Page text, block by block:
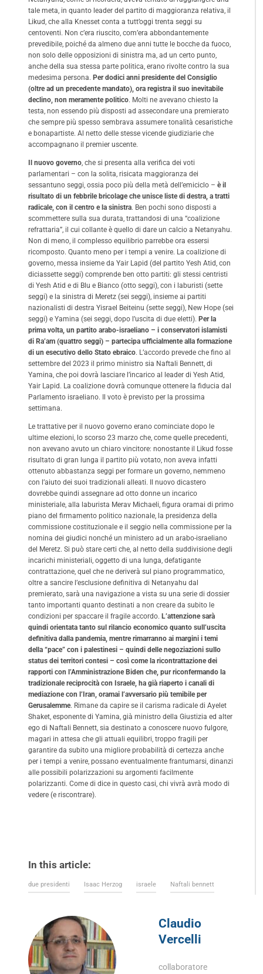
tale meta, in quanto leader del partito di maggioranza relativa, il
Likud, che alla Knesset conta a tutt’oggi trenta seggi su
centoventi. Non c’era riuscito, com’era abbondantemente
prevedibile, poiché da almeno due anni tutte le bocche da fuoco,
non solo delle opposizioni di sinistra ma, ad un certo punto,
anche della sua stessa parte politica, erano rivolte contro la sua
medesima persona. Per dodici anni presidente del Consiglio
(oltre ad un precedente mandato), ora registra il suo inevitabile
declino, non meramente politico. Molti ne avevano chiesto la
testa, non essendo più disposti ad assecondare una premierato
che sempre più spesso sembrava assumere tonalità cesaristiche
e bonapartiste. Al netto delle stesse vicende giudiziarie che
accompagnano il premier uscente.
Il nuovo governo, che si presenta alla verifica dei voti
parlamentari – con la solita, risicata maggioranza dei
sessantuno seggi, ossia poco più della metà dell’emiciclo – è il
risultato di un febbrile bricolage che unisce liste di destra, a tratti
radicale, con il centro e la sinistra. Ben pochi sono disposti a
scommettere sulla sua durata, trattandosi di una “coalizione
refrattaria”, il cui collante è quello di dare un calcio a Netanyahu.
Non di meno, il complesso equilibrio parrebbe ora essersi
ricomposto. Quanto meno per i tempi a venire. La coalizione di
governo, messa insieme da Yair Lapid (del partito Yesh Atid, con
diciassette seggi) comprende ben otto partiti: gli stessi centristi
di Yesh Atid e di Blu e Bianco (otto seggi), con i laburisti (sette
seggi) e la sinistra di Meretz (sei seggi), insieme ai partiti
nazionalisti di destra Yisrael Beiteinu (sette seggi), New Hope (sei
seggi) e Yamina (sei seggi, dopo l’uscita di due eletti). Per la
prima volta, un partito arabo-israeliano – i conservatori islamisti
di Ra’am (quattro seggi) – partecipa ufficialmente alla formazione
di un esecutivo dello Stato ebraico. L’accordo prevede che fino al
settembre del 2023 il primo ministro sia Naftali Bennett, di
Yamina, che poi dovrà lasciare l’incarico al leader di Yesh Atid,
Yair Lapid. La coalizione dovrà comunque ottenere la fiducia dal
Parlamento israeliano. Il voto è previsto per la prossima
settimana.
Le trattative per il nuovo governo erano cominciate dopo le
ultime elezioni, lo scorso 23 marzo che, come quelle precedenti,
non avevano avuto un chiaro vincitore: nonostante il Likud fosse
risultato di gran lunga il partito più votato, non aveva infatti
ottenuto abbastanza seggi per formare un governo, nemmeno
con l’aiuto dei suoi tradizionali alleati. Il nuovo dicastero
dovrebbe quindi assegnare ad otto donne un incarico
ministeriale, alla laburista Merav Michaeli, figura oramai di primo
piano del firmamento politico nazionale, la presidenza della
commissione costituzionale e il seggio nella commissione per la
nomina dei giudici nonché un ministero ad un arabo-israeliano
del Meretz. Si può stare certi che, al netto della suddivisione degli
incarichi ministeriali, oggetto di una lunga, defatigante
contrattazione, quel che ne deriverà sul piano programmatico,
oltre a sancire l’esclusione definitiva di Netanyahu dal
premierato, sarà una navigazione a vista su una serie di dossier
tanto importanti quanto destinati a non creare da subito le
condizioni per spaccare il fragile accordo. L’attenzione sarà
quindi orientata tanto sul rilancio economico quanto sull’uscita
definitiva dalla pandemia, mentre rimarranno ai margini i temi
della “pace” con i palestinesi – quindi delle negoziazioni sullo
status dei territori contesi – così come la ricontrattazione dei
rapporti con l’Amministrazione Biden che, pur riconfermando la
tradizionale reciprocità con Israele, ha già riaperto i canali di
mediazione con l’Iran, oramai l’avversario più temibile per
Gerusalemme. Rimane da capire se il carisma radicale di Ayelet
Shaket, esponente di Yamina, già ministro della Giustizia ed alter
ego di Naftali Bennett, sia destinato a conoscere nuovo fulgore,
magari in attesa che gli attuali equilibri, troppo fragili per
garantire da subito una migliore probabilità di certezza anche
per i tempi a venire, possano eventualmente frantumarsi, dinanzi
alle possibili polarizzazioni su argomenti facilmente
polarizzanti. Come di dice in questo casi, chi vivrà avrà modo di
vedere (e riscontrare).
In this article:
due presidenti Isaac Herzog israele Naftali bennett
Claudio
Vercelli
collaboratore